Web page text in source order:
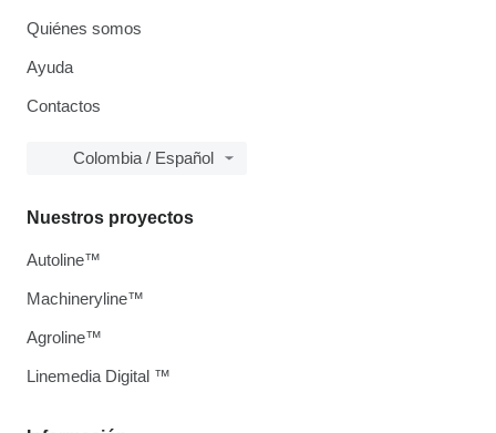
Quiénes somos
Ayuda
Contactos
Colombia / Español
Nuestros proyectos
Autoline™
Machineryline™
Agroline™
Linemedia Digital ™